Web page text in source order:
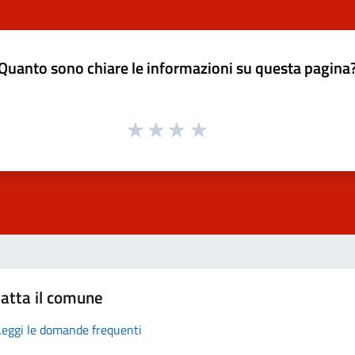
sono chiare le informazioni su questa
il comune
le domande frequenti